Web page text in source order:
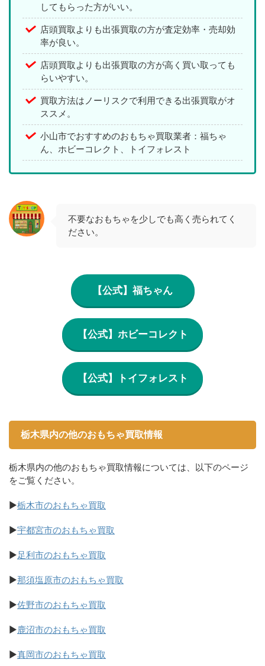
してもらった方がいい。
店頭買取よりも出張買取の方が査定効率・売却効
率が良い。
店頭買取よりも出張買取の方が高く買い取っても
らいやすい。
買取方法はノーリスクで利用できる出張買取がオ
ススメ。
小山市でおすすめのおもちゃ買取業者：福ちゃ
ん、ホビーコレクト、トイフォレスト
不要なおもちゃを少しでも高く売られてく
ださい。
【公式】福ちゃん
【公式】ホビーコレクト
【公式】トイフォレスト
栃木県内の他のおもちゃ買取情報
栃木県内の他のおもちゃ買取情報については、以下のページ
をご覧ください。
▶栃木市のおもちゃ買取
▶宇都宮市のおもちゃ買取
▶足利市のおもちゃ買取
▶那須塩原市のおもちゃ買取
▶佐野市のおもちゃ買取
▶鹿沼市のおもちゃ買取
▶真岡市のおもちゃ買取